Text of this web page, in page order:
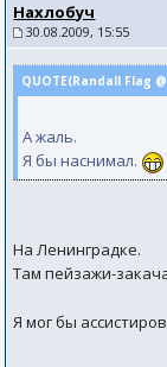
Нахлобуч
30.08.2009, 15:55
QUOTE(Randall Flag
А жаль.
Я бы наснимал.
На Ленинградке.
Там пейзажи-
Я мог бы